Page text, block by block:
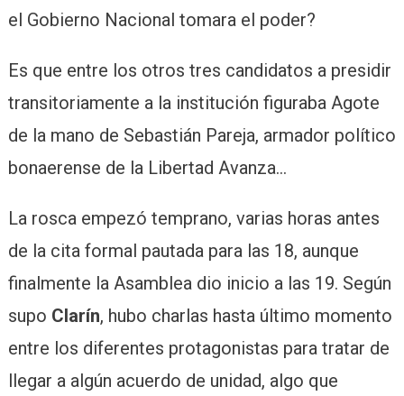
el Gobierno Nacional tomara el poder?
Es que entre los otros tres candidatos a presidir
transitoriamente a la institución figuraba Agote
de la mano de Sebastián Pareja, armador político
bonaerense de la Libertad Avanza…
La rosca empezó temprano, varias horas antes
de la cita formal pautada para las 18, aunque
finalmente la Asamblea dio inicio a las 19. Según
supo Clarín, hubo charlas hasta último momento
entre los diferentes protagonistas para tratar de
llegar a algún acuerdo de unidad, algo que